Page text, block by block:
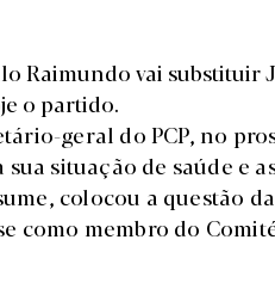
Raimundo vai substituir
o partido.
geral do PCP, no
situação de saúde e
colocou a questão
como membro do